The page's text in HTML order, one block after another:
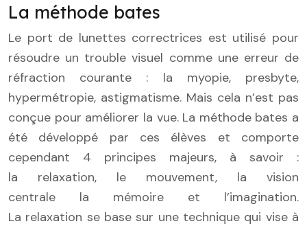
La méthode bates
Le port de lunettes correctrices est utilisé pour
résoudre un trouble visuel comme une erreur de
réfraction courante : la myopie, presbyte,
hypermétropie, astigmatisme. Mais cela n’est pas
conçue pour améliorer la vue. La méthode bates a
été développé par ces élèves et comporte
cependant 4 principes majeurs, à savoir :
la relaxation, le mouvement, la vision
centrale la mémoire et l’imagination.
La relaxation se base sur une technique qui vise à